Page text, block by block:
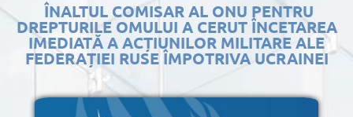
ÎNALTUL COMISAR AL ONU PENTRU
DREPTURILE OMULUI A CERUT ÎNCETAREA
IMEDIATĂ A ACȚIUNILOR MILITARE ALE
FEDERAȚIEI RUSE ÎMPOTRIVA UCRAINEI